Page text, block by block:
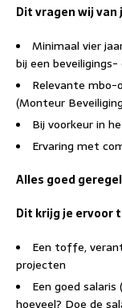
Dit vragen wij van
Minimaal vier
bij een
Relevante mbo-
(Monteur
Bij voorkeur in
Ervaring met
Alles goed
Dit krijg je ervoor
Een toffe,
projecten
Een goed
hoeveel? Doe de